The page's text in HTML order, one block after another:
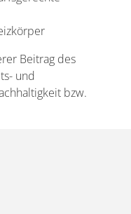
Beitrag des
und
bzw.